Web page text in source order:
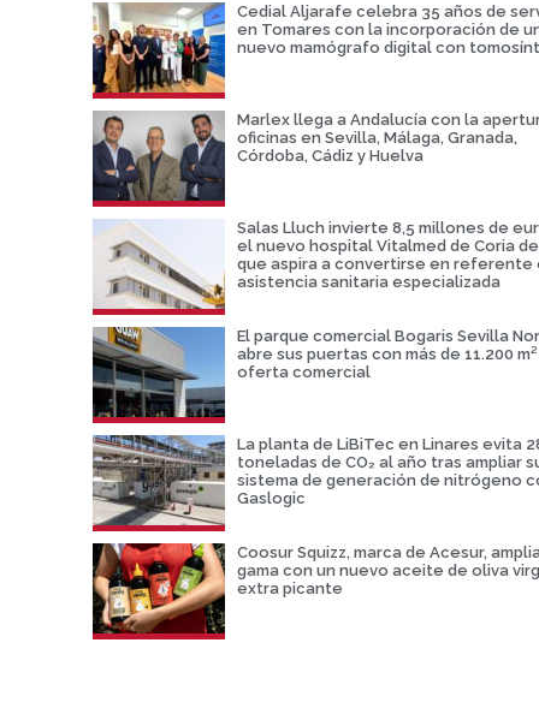
Cedial Aljarafe celebra 35 años de
en Tomares con la incorporación de
nuevo mamógrafo digital con
Marlex llega a Andalucía con la
oficinas en Sevilla, Málaga, Granada,
Córdoba, Cádiz y Huelva
Salas Lluch invierte 8,5 millones de
el nuevo hospital Vitalmed de Coria
que aspira a convertirse en referente
asistencia sanitaria especializada
El parque comercial Bogaris Sevilla
abre sus puertas con más de 11.200
oferta comercial
La planta de LiBiTec en Linares evita
toneladas de CO₂ al año tras ampliar
sistema de generación de nitrógeno
Gaslogic
Coosur Squizz, marca de Acesur,
gama con un nuevo aceite de oliva
extra picante